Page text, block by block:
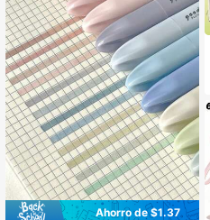
Ahorro de $1.37